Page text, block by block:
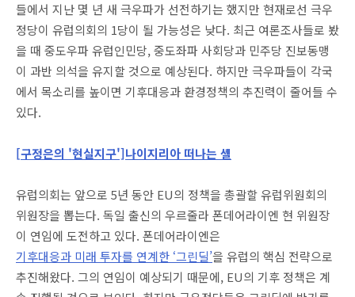
들에서 지난 몇 년 새 극우파가 선전하기는 했지만 현재로선 극우
정당이 유럽의회의 1당이 될 가능성은 낮다. 최근 여론조사들로 봤
을 때 중도우파 유럽인민당, 중도좌파 사회당과 민주당 진보동맹
이 과반 의석을 유지할 것으로 예상된다. 하지만 극우파들이 각국
에서 목소리를 높이면 기후대응과 환경정책의 추진력이 줄어들 수
있다.
[구정은의 '현실지구']나이지리아 떠나는 셸
유럽의회는 앞으로 5년 동안 EU의 정책을 총괄할 유럽위원회의
위원장을 뽑는다. 독일 출신의 우르줄라 폰데어라이엔 현 위원장
이 연임에 도전하고 있다. 폰데어라이엔은
기후대응과 미래 투자를 연계한 ‘그린딜’을 유럽의 핵심 전략으로
추진해왔다. 그의 연임이 예상되기 때문에, EU의 기후 정책은 계